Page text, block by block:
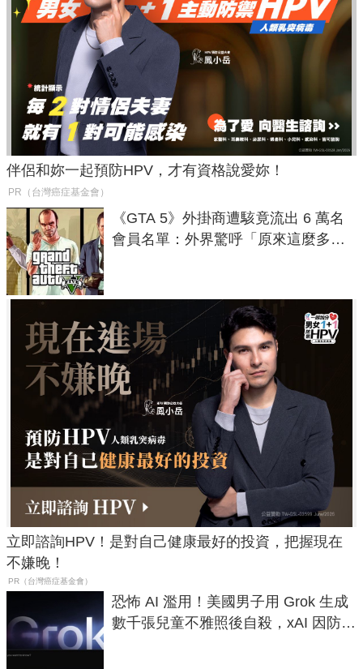
伴侶和妳一起預防HPV，才有資格說愛妳！
PR（台灣癌症基金會）
《GTA 5》外掛商遭駭竟流出 6 萬名
會員名單：外界驚呼「原來這麼多人
立即諮詢HPV！是對自己健康最好的投資，把握現在
不嫌晚！
PR（台灣癌症基金會）
恐怖 AI 濫用！美國男子用 Grok 生成
數千張兒童不雅照後自殺，xAI 因防護